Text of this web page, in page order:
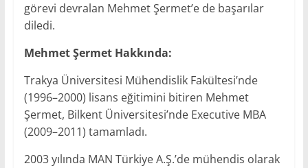
görevi devralan Mehmet Şermet’e de başarılar
diledi.
Mehmet Şermet Hakkında:
Trakya Üniversitesi Mühendislik Fakültesi’nde
(1996–2000) lisans eğitimini bitiren Mehmet
Şermet, Bilkent Üniversitesi’nde Executive MBA
(2009–2011) tamamladı.
2003 yılında MAN Türkiye A.Ş.’de mühendis olarak